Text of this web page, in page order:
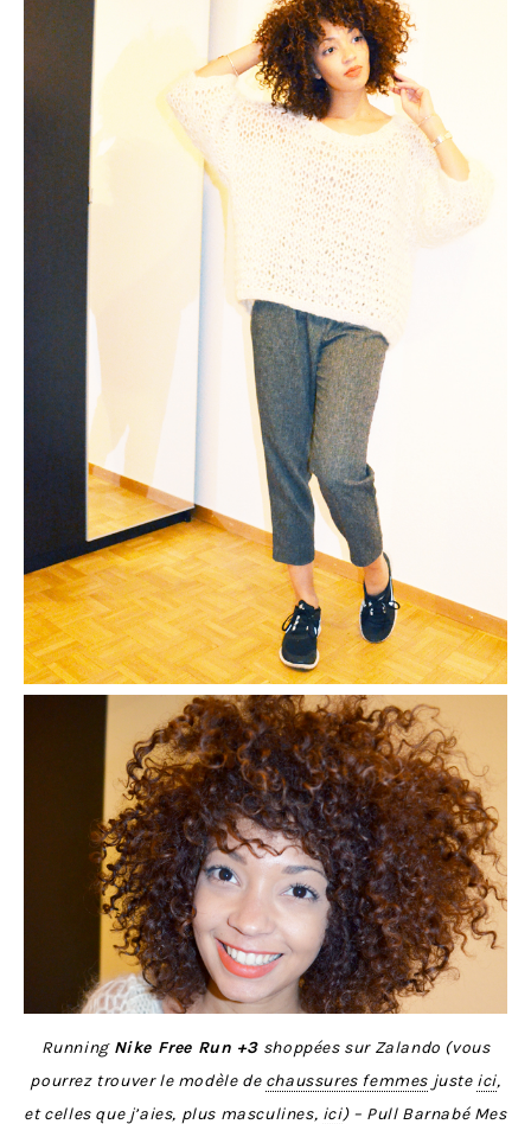
Running Nike Free Run +3 shoppées sur Zalando (vous
pourrez trouver le modèle de chaussures femmesjuste ici,
et celles que j’aies, plus masculines, ici) – Pull Barnabé Mes